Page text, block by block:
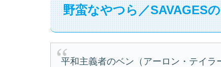
野蛮なやつら／SAVAGES
平和主義者のベン（アーロン・テイ